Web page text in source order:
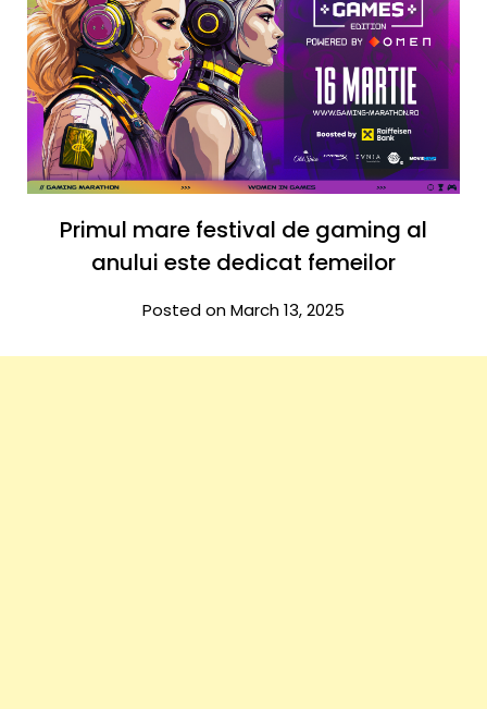
Primul mare festival de gaming al
anului este dedicat femeilor
Posted on March 13, 2025